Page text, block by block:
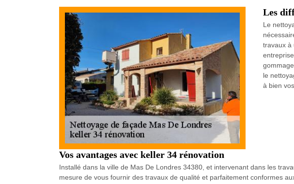
Les
Le
travaux à
le
à bien
Vos avantages avec keller 34 rénovation
Installé dans la ville de Mas De Londres 34380, et intervenant dans les
mesure de vous fournir des travaux de qualité et parfaitement conformes